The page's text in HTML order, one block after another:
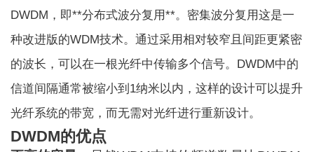
DWDM，即**分布式波分复用**。 密集波分复用这是一
种改进版的WDM技术。通过采用相对较窄且间距更紧密
的波长，可以在一根光纤中传输多个信号。DWDM中的
信道间隔通常被缩小到1纳米以内，这样的设计可以提升
光纤系统的带宽，而无需对光纤进行重新设计。
DWDM的优点